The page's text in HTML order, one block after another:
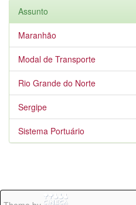
Assunto
Maranhão
Modal de Transporte
Rio Grande do Norte
Sergipe
Sistema Portuário